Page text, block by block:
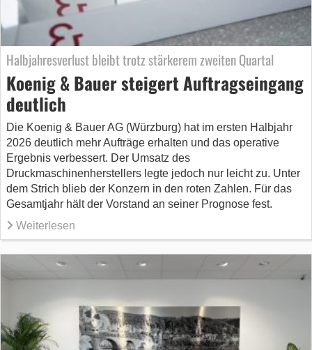
Halbjahresverlust bleibt trotz stärkerem zweiten Quartal
Koenig & Bauer steigert Auftragseingang
deutlich
Die Koenig & Bauer AG (Würzburg) hat im ersten Halbjahr
2026 deutlich mehr Aufträge erhalten und das operative
Ergebnis verbessert. Der Umsatz des
Druckmaschinenherstellers legte jedoch nur leicht zu. Unter
dem Strich blieb der Konzern in den roten Zahlen. Für das
Gesamtjahr hält der Vorstand an seiner Prognose fest.
Weiterlesen